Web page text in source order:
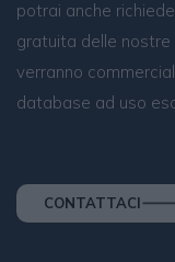
potrai anche
gratuita delle nostre
verranno
database ad uso
CONTATTACI